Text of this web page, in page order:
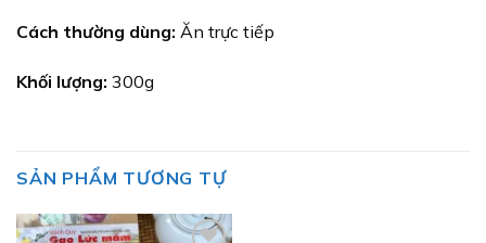
Cách thường dùng: Ăn trực tiếp
Khối lượng: 300g
SẢN PHẨM TƯƠNG TỰ